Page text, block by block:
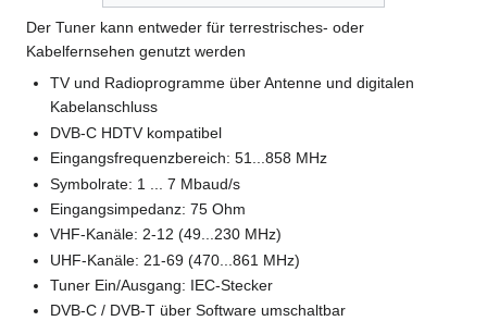
Der Tuner kann entweder für terrestrisches- oder
Kabelfernsehen genutzt werden
TV und Radioprogramme über Antenne und digitalen
Kabelanschluss
DVB-C HDTV kompatibel
Eingangsfrequenzbereich: 51...858 MHz
Symbolrate: 1 ... 7 Mbaud/s
Eingangsimpedanz: 75 Ohm
VHF-Kanäle: 2-12 (49...230 MHz)
UHF-Kanäle: 21-69 (470...861 MHz)
Tuner Ein/Ausgang: IEC-Stecker
DVB-C / DVB-T über Software umschaltbar